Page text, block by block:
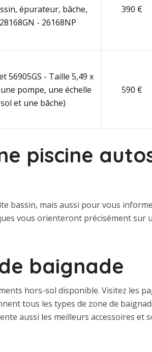
épurateur, bâche,
- 26168NP
390 €
56905GS - Taille 5,49 x
pompe, une échelle
et une bâche)
590 €
piscine
bassin, mais aussi pour vous
vous orienteront précisément sur
baignade
hors-sol disponible. Visitez les
tous les types de zone de
aussi les meilleurs accessoires et